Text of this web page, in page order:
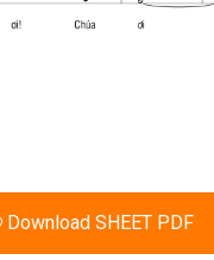
Download SHEET PDF